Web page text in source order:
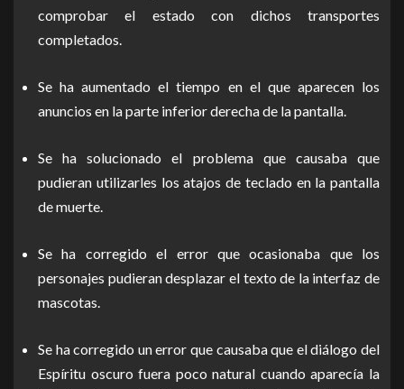
comprobar el estado con dichos transportes
completados.
Se ha aumentado el tiempo en el que aparecen los
anuncios en la parte inferior derecha de la pantalla.
Se ha solucionado el problema que causaba que
pudieran utilizarles los atajos de teclado en la pantalla
de muerte.
Se ha corregido el error que ocasionaba que los
personajes pudieran desplazar el texto de la interfaz de
mascotas.
Se ha corregido un error que causaba que el diálogo del
Espíritu oscuro fuera poco natural cuando aparecía la